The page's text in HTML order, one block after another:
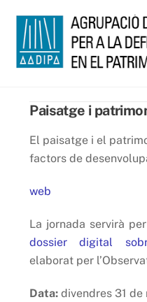
content
Paisatge i
El paisatge i el
factors de
web
La jornada servirà
dossier digital
elaborat per
Data: divendres 31 de